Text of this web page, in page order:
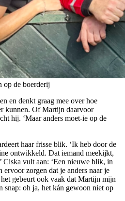
op de boerderij
en denkt graag mee over hoe
kunnen. Of Martijn daarvoor
hij. ‘Maar anders moet-ie op de
haar frisse blik. ‘Ik heb door de
ontwikkeld. Dat iemand meekijkt,
Ciska vult aan: ‘Een nieuwe blik, in
zorgen dat je anders naar je
gebeurt ook vaak dat Martijn mijn
snap: oh ja, het kán gewoon niet op